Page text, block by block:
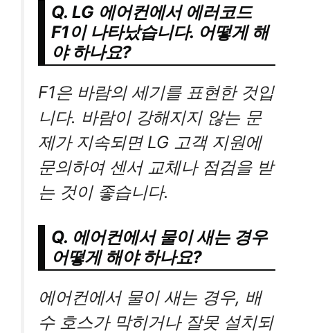
Q. LG 에어컨에서 에러코드
F1이 나타났습니다. 어떻게 해
야 하나요?
F1은 바람의 세기를 표현한 것입
니다. 바람이 강해지지 않는 문
제가 지속되면 LG 고객 지원에
문의하여 센서 교체나 점검을 받
는 것이 좋습니다.
Q. 에어컨에서 물이 새는 경우
어떻게 해야 하나요?
에어컨에서 물이 새는 경우, 배
수 호스가 막히거나 잘못 설치되